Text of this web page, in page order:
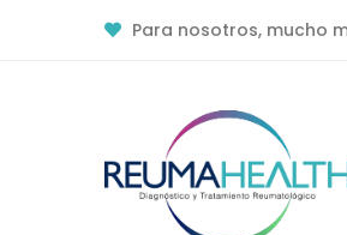
Para nosotros, mucho
Contacto Online
Contáctenos